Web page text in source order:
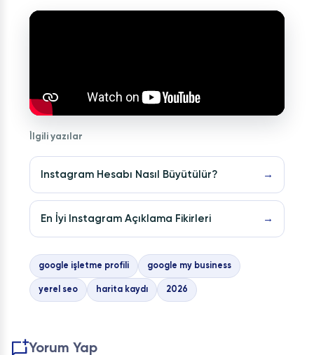
İlgili yazılar
Instagram Hesabı Nasıl Büyütülür? →
En İyi Instagram Açıklama Fikirleri →
google işletme profili google my business
yerel seo harita kaydı 2026
Yorum Yap